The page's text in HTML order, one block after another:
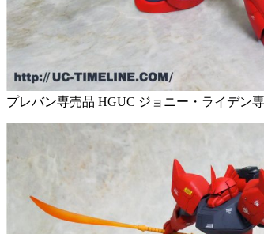
プレバン専売品 HGUC ジョニー・ライデン